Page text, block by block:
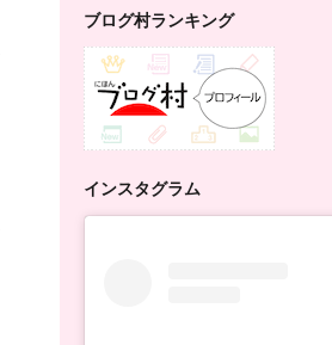
ブログ村ランキング
インスタグラム